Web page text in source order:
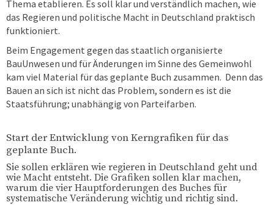
Thema etablieren. Es soll klar und verständlich machen, wie
das Regieren und politische Macht in Deutschland praktisch
funktioniert.
Beim Engagement gegen das staatlich organisierte
BauUnwesen und für Änderungen im Sinne des Gemeinwohl
kam viel Material für das geplante Buch zusammen. Denn das
Bauen an sich ist nicht das Problem, sondern es ist die
Staatsführung; unabhängig von Parteifarben.
Start der Entwicklung von Kerngrafiken für das
geplante Buch.
Sie sollen erklären wie regieren in Deutschland geht und
wie Macht entsteht. Die Grafiken sollen klar machen,
warum die vier Hauptforderungen des Buches für
systematische Veränderung wichtig und richtig sind.